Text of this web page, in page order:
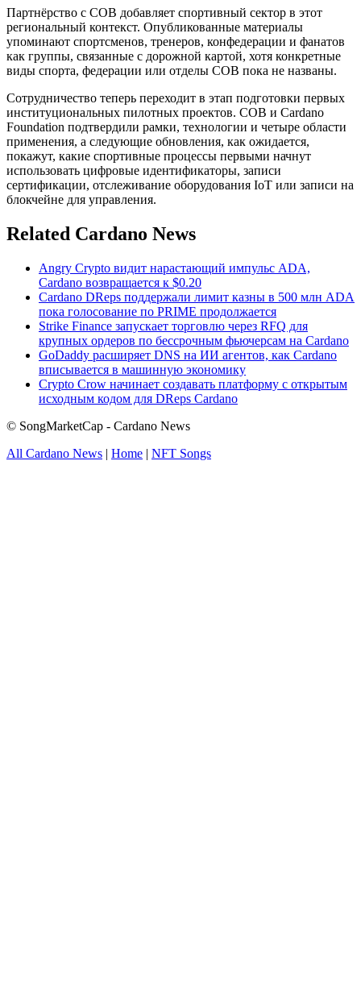
Партнёрство с COB добавляет спортивный сектор в этот
региональный контекст. Опубликованные материалы
упоминают спортсменов, тренеров, конфедерации и фанатов
как группы, связанные с дорожной картой, хотя конкретные
виды спорта, федерации или отделы COB пока не названы.
Сотрудничество теперь переходит в этап подготовки первых
институциональных пилотных проектов. COB и Cardano
Foundation подтвердили рамки, технологии и четыре области
применения, а следующие обновления, как ожидается,
покажут, какие спортивные процессы первыми начнут
использовать цифровые идентификаторы, записи
сертификации, отслеживание оборудования IoT или записи на
блокчейне для управления.
Related Cardano News
Angry Crypto видит нарастающий импульс ADA,
Cardano возвращается к $0.20
Cardano DReps поддержали лимит казны в 500 млн ADA
пока голосование по PRIME продолжается
Strike Finance запускает торговлю через RFQ для
крупных ордеров по бессрочным фьючерсам на Cardano
GoDaddy расширяет DNS на ИИ агентов, как Cardano
вписывается в машинную экономику
Crypto Crow начинает создавать платформу с открытым
исходным кодом для DReps Cardano
© SongMarketCap - Cardano News
All Cardano News | Home | NFT Songs